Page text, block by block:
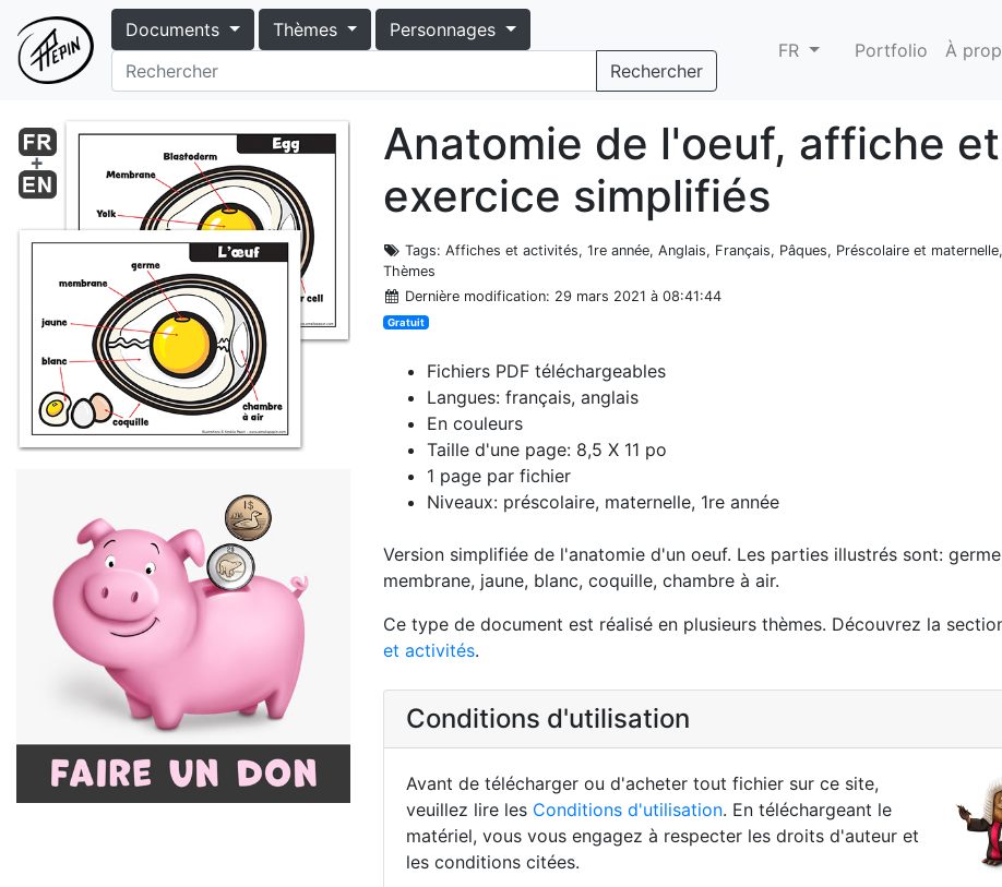
Documents Thèmes
Personnages
Rechercher
FR Portfolio À
Anatomie de l'oeuf, affiche et
exercice simplifiés
Tags: Affiches et activités, 1re année, Anglais, Français, Pâques, Préscolaire et
Thèmes
Dernière modification: 29 mars 2021 à 08:41:44
Gratuit
Fichiers PDF téléchargeables
Langues: français, anglais
En couleurs
Taille d'une page: 8,5 X 11 po
1 page par fichier
Niveaux: préscolaire, maternelle, 1re année
Version simplifiée de l'anatomie d'un oeuf. Les parties illustrés sont:
membrane, jaune, blanc, coquille, chambre à air.
Ce type de document est réalisé en plusieurs thèmes. Découvrez la
et activités.
Conditions d'utilisation
Avant de télécharger ou d'acheter tout fichier sur ce site,
veuillez lire les Conditions d'utilisation. En téléchargeant le
matériel, vous vous engagez à respecter les droits d'auteur et
les conditions citées.